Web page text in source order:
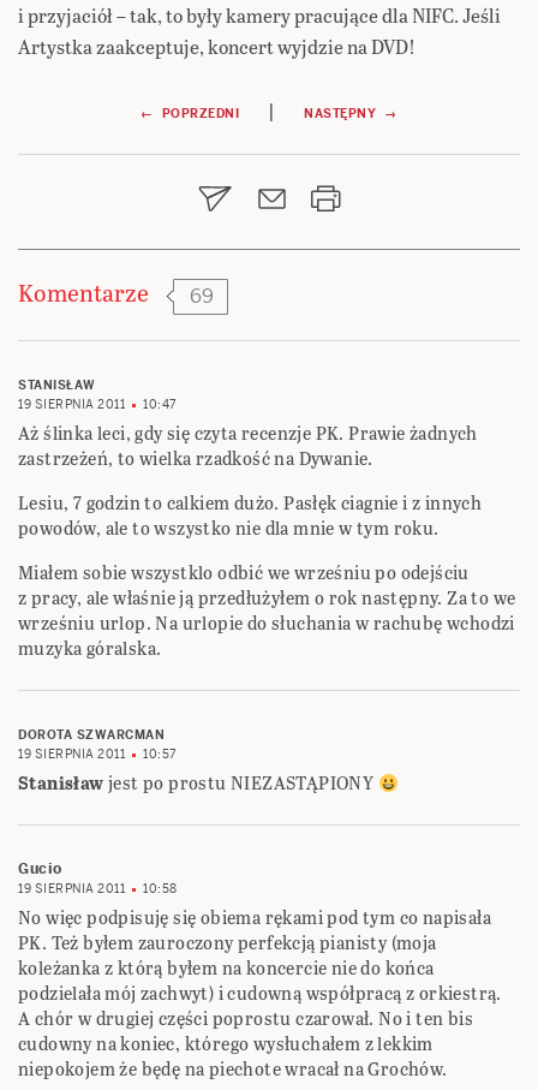
i przyjaciół – tak, to były kamery pracujące dla NIFC. Jeśli
Artystka zaakceptuje, koncert wyjdzie na DVD!
Nawigacja
wpisu
← POPRZEDNI | NASTĘPNY →
Komentarze 69
STANISŁAW
19 SIERPNIA 2011
10:47
Aż ślinka leci, gdy się czyta recenzje PK. Prawie żadnych
zastrzeżeń, to wielka rzadkość na Dywanie.
Lesiu, 7 godzin to calkiem dużo. Pasłęk ciagnie i z innych
powodów, ale to wszystko nie dla mnie w tym roku.
Miałem sobie wszystklo odbić we wrześniu po odejściu
z pracy, ale właśnie ją przedłużyłem o rok następny. Za to we
wrześniu urlop. Na urlopie do słuchania w rachubę wchodzi
muzyka góralska.
DOROTA SZWARCMAN
19 SIERPNIA 2011
10:57
Stanisławjest po prostu NIEZASTĄPIONY
Gucio
19 SIERPNIA 2011 10:58
No więc podpisuję się obiema rękami pod tym co napisała
PK. Też byłem zauroczony perfekcją pianisty (moja
koleżanka z którą byłem na koncercie nie do końca
podzielała mój zachwyt) i cudowną współpracą z orkiestrą.
A chór w drugiej części poprostu czarował. No i ten bis
cudowny na koniec, którego wysłuchałem z lekkim
niepokojem że będę na piechote wracał na Grochów.